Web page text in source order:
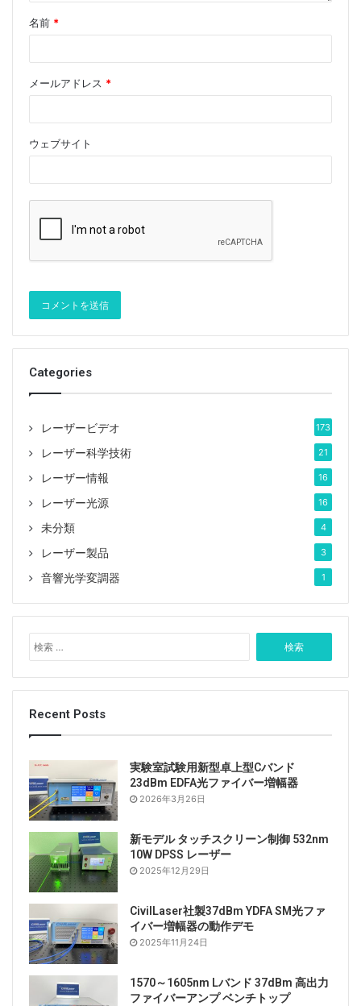
く使用されています。
た。同社の主力製品には、レーザーマーキング、溶接、
ズ、産業用ロボット、および200種類を超える産業用レ
ーザー機器とインテリジェント機器ソリューションが含
まれます。 IT製造、新エネルギー電源バッテリー製
造、電子回路、計装、コンピューター製造、携帯電話通
器、建築材料、ハードウェアツール、衣料品、都市照
明、宝石、クラフトギフト、食品および医薬品の包装、
II-VIは1971年に設立され、ペンシルバニア州ザクセン州
に本社を置いています。設立当初、II-VI社は、高出力の
産業用CO2レーザー光学部品用の高品質材料の製造にの
み焦点を当てていました。今日、II-VIは世界有数のエン
ジニアリング材料および光電子部品製造会社になり、垂
直統合製造会社です。
6. Lumentum
Lumentumは2015年にJDSUから分離され、JDSUは
1999年にJDS FitelとUniphaseの合併により設立されま
した。Lumentumは、光通信製品、消費者市場、産業用
レーザーの世界有数のサプライヤーです。カリフォルニ
ア州サンノゼに本社を置き、世界中に研究開発、製造、
販売のオフィスがあります。そして、3Dセンシングア
プリケーションの速度。 Lumentumは、レーザーとの
市場競争に直接参加することに加えて、一部のレーザー
メーカーにチップ、ポンプソース、その他のコンポーネ
ントも提供しています。
名前 *
メールアドレス *
ウェブサイト
Categories
レーザービデオ 173
レーザー科学技術 21
レーザー情報 16
レーザー光源 16
未分類 4
レーザー製品 3
音響光学変調器 1
索
:
Recent Posts
実験室試験用新型卓上型Cバンド
23dBm EDFA光ファイバー増幅器
2026年3月26日
新モデル タッチスクリーン制御 532nm
10W DPSS レーザー
2025年12月29日
CivilLaser社製37dBm YDFA SM光ファ
イバー増幅器の動作デモ
2025年11月24日
1570～1605nm Lバンド 37dBm 高出力
ファイバーアンプ ベンチトップ